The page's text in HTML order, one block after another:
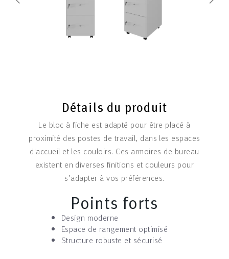
Détails du produit
Le bloc à fiche est adapté pour être placé à
proximité des postes de travail, dans les espaces
d'accueil et les couloirs. Ces armoires de bureau
existent en diverses finitions et couleurs pour
s’adapter à vos préférences.
Points forts
Design moderne
Espace de rangement optimisé
Structure robuste et sécurisé